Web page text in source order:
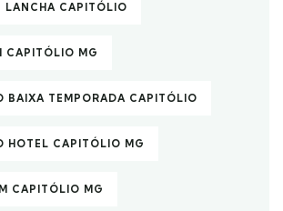
LANCHA CAPITÓLIO
CAPITÓLIO MG
BAIXA TEMPORADA CAPITÓLIO
HOTEL CAPITÓLIO MG
CAPITÓLIO MG